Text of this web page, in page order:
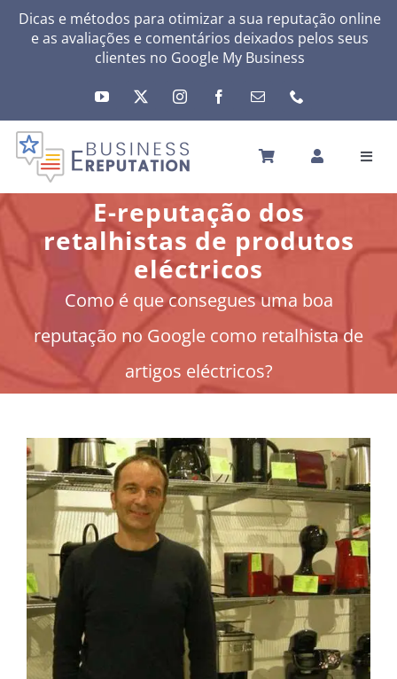
SkipDicas e métodos para otimizar a sua reputação online
e as avaliações e comentários deixados pelos seus
clientes no Google My Business
INÍCIO
A SUA REPUTAÇÃO
A SUA ATIVIDADE
OUTRAS SOLUÇÕES
NEWS
SOBRE
CAIXA
A MINHA CONTA
SEARCH
Português
E-reputação dos
retalhistas de produtos
eléctricos
Como é que consegues uma boa
reputação no Google como retalhista de
artigos eléctricos?